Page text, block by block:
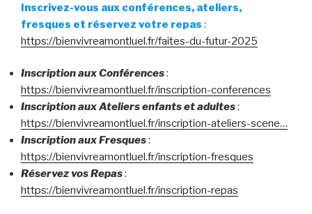
Inscrivez-vous aux conférences, ateliers,
fresques et réservez votre repas :
https://bienvivreamontluel.fr/faites-du-futur-2025
Inscription aux Conférences:
https://bienvivreamontluel.fr/inscription-conferences
Inscription aux Ateliers enfants et adultes:
https://bienvivreamontluel.fr/inscription-ateliers-scene…
Inscription aux Fresques:
https://bienvivreamontluel.fr/inscription-fresques
Réservez vos Repas:
https://bienvivreamontluel.fr/inscription-repas